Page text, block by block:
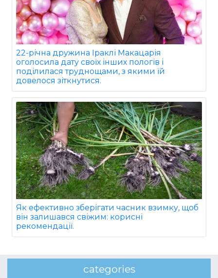
22-річна дружина Іраклі Макацарія
оголосила дату своїх інших пологів і
поділилася труднощами, з якими їй
довелося зіткнутися.
Як ефективно зберігати часник взимку, щоб
він залишався свіжим: корисні
рекомендації.
categories